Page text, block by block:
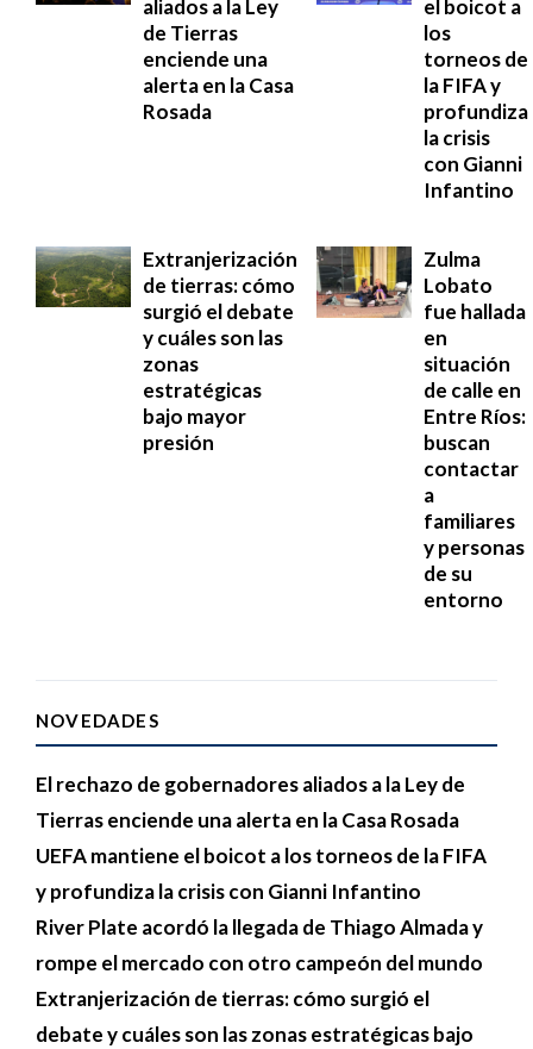
aliados a la Ley
de Tierras
enciende una
alerta en la Casa
Rosada
el boicot a
los
torneos de
la FIFA y
profundiza
la crisis
con Gianni
Infantino
Extranjerización
de tierras: cómo
surgió el debate
y cuáles son las
zonas
estratégicas
bajo mayor
presión
Zulma
Lobato
fue hallada
en
situación
de calle en
Entre Ríos:
buscan
contactar
a
familiares
y personas
de su
entorno
NOVEDADES
El rechazo de gobernadores aliados a la Ley de
Tierras enciende una alerta en la Casa Rosada
UEFA mantiene el boicot a los torneos de la FIFA
y profundiza la crisis con Gianni Infantino
River Plate acordó la llegada de Thiago Almada y
rompe el mercado con otro campeón del mundo
Extranjerización de tierras: cómo surgió el
debate y cuáles son las zonas estratégicas bajo